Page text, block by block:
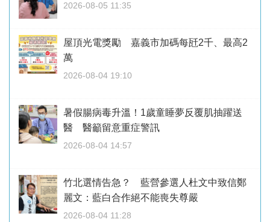
2026-08-05 11:35
屋頂光電獎勵 嘉義市加碼每瓩2千、最高2
萬
2026-08-04 19:10
暑假腸病毒升溫！1歲童睡夢反覆肌抽躍送
醫 醫籲留意重症警訊
2026-08-04 14:57
竹北選情告急？ 藍營參選人杜文中致信鄭
麗文：藍白合作絕不能喪失尊嚴
2026-08-04 11:28